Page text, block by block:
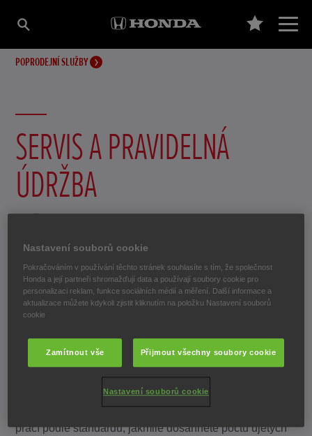
POPRODEJNÍ SLUŽBY
SERVIS A PRAVIDELNÁ
ÚDRŽBA
Pravidelná údržba
Pravidelná údržba je nezbytná pro zachování dlouhé
životnosti a spolehlivosti Vašeho vozidla Honda.
Pravidelnou údržbou vozidla můžete docílit i snížení
zajistěte, aby vozidlo bylo přistaveno k autorizovanému
prací podle standardů, jakmile dosáhnete počtu ujetých
Nastavení souborů cookie
Pokračováním v používání těchto stránek souhlasíte s tím, že společnost
Honda a její partneři shromažďují data a používají soubory cookie pro
personalizaci reklam, funkce sociálních médií a měření. Další informace a
aktualizace můžete kdykoli zjistit kliknutím na položku Nastavení souborů
cookie
Zamítnout vše Přijmout všechny soubory cookie
Nastavení souborů cookie